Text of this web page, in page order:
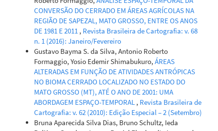
Ana Cláudia dos Santos Luciano, Michelle Cristina Araújo
Picoli, Jansle Vieira Rocha, Henrique Coutinho Junqueira
Franco, Guilherme Martineli Sanches, Manoel Regis Lima
Verde Leal, Guerric le Maire(2018)
Generalized space-time classifiers for monitoring
sugarcane areas in Brazil.Remote Sensing of Environment,
215, 438.
10.1016/j.rse.2018.06.017
Leila M.G. Fonseca, Thales S. Körting, Hugo do N. Bendini,
Cesare D. Girolamo-Neto, Alana K. Neves, Anderson R.
Soares, Evandro C. Taquary, Raian V. Maretto
(2021)
CONVERSÃO DO CERRADO EM ÁREAS AGRÍCOLAS NA
REGIÃO DE SAPEZAL, MATO GROSSO, ENTRE OS ANOS
DE 1981 E 2011 , Revista Brasileira de Cartografia: v. 68
n. 1 (2016): Janeiro/Fevereiro
Gustavo Bayma S. da Silva, Antonio Roberto
Formaggio, Yosio Edemir Shimabukuro, ÁREAS
ALTERADAS EM FUNÇÃO DE ATIVIDADES ANTRÓPICAS
NO BIOMA CERRADO LOCALIZADO NO ESTADO DO
MATO GROSSO (MT), ATÉ O ANO DE 2001: UMA
ABORDAGEM ESPAÇO-TEMPORAL , Revista Brasileira de
Cartografia: v. 62 (2010): Edição Especial – 2 (Setembro)
Bruna Aparecida Silva Dias, Bruno Schultz, Ieda